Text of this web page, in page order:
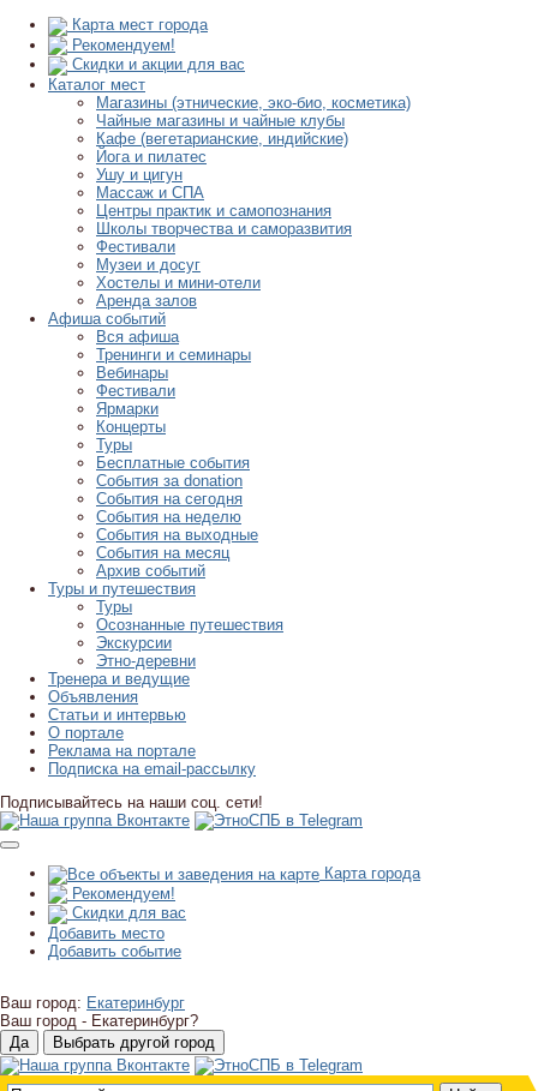
Карта мест города
Рекомендуем!
Скидки и акции для вас
Каталог мест
Магазины (этнические, эко-био, косметика)
Чайные магазины и чайные клубы
Кафе (вегетарианские, индийские)
Йога и пилатес
Ушу и цигун
Массаж и СПА
Центры практик и самопознания
Школы творчества и саморазвития
Фестивали
Музеи и досуг
Хостелы и мини-отели
Аренда залов
Афиша событий
Вся афиша
Тренинги и семинары
Вебинары
Фестивали
Ярмарки
Концерты
Туры
Бесплатные события
События за donation
События на сегодня
События на неделю
События на выходные
События на месяц
Архив событий
Туры и путешествия
Туры
Осознанные путешествия
Экскурсии
Этно-деревни
Тренера и ведущие
Объявления
Статьи и интервью
О портале
Реклама на портале
Подписка на email-рассылку
Подписывайтесь на наши соц. сети!
Карта города
Рекомендуем!
Скидки для вас
Добавить место
Добавить событие
Ваш город: Екатеринбург
Ваш город - Екатеринбург?